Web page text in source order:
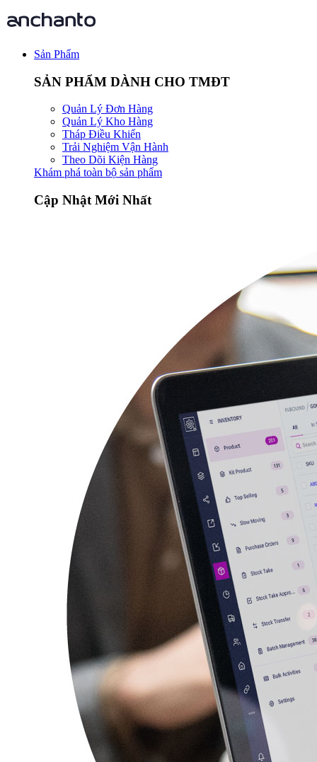
Sản Phẩm
SẢN PHẨM DÀNH CHO TMĐT
Quản Lý Đơn Hàng
Quản Lý Kho Hàng
Tháp Điều Khiển
Trải Nghiệm Vận Hành
Theo Dõi Kiện Hàng
Khám phá toàn bộ sản phẩm
Cập Nhật Mới Nhất